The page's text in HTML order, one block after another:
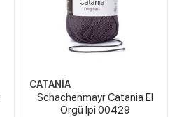
CATANİA
Schachenmayr Catania El
Örgü İpi 00429